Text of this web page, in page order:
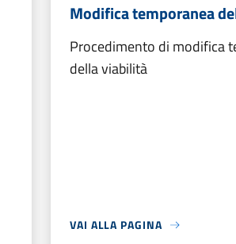
Modifica temporanea
Procedimento di modifica
della viabilità
VAI ALLA PAGINA